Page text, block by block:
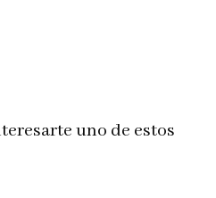
uno de estos